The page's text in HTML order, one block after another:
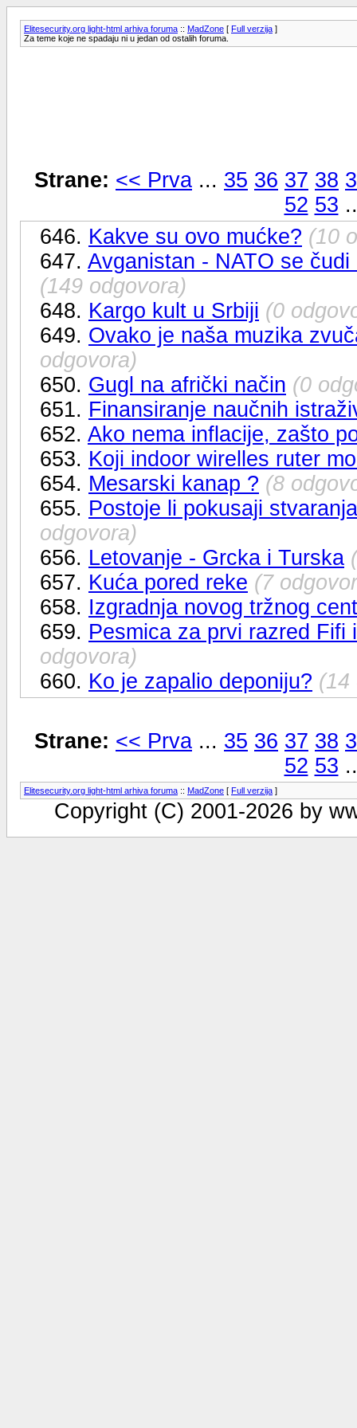
Elitesecurity.org light-html arhiva foruma :: MadZone [ Full verzija ]
Za teme koje ne spadaju ni u jedan od ostalih foruma.
Strane: << Prva ... 35 36 37 38
52 53
646. Kakve su ovo mućke? (10
647. Avganistan - NATO se
(149 odgovora)
648. Kargo kult u Srbiji (0
649. Ovako je naša muzika
odgovora)
650. Gugl na afrički način (0
651. Finansiranje naučnih
652. Ako nema inflacije, zašto
653. Koji indoor wirelles ruter
654. Mesarski kanap ? (8
655. Postoje li pokusaji
odgovora)
656. Letovanje - Grcka i Turska
657. Kuća pored reke (7
658. Izgradnja novog tržnog
659. Pesmica za prvi razred
odgovora)
660. Ko je zapalio deponiju? (14
Strane: << Prva ... 35 36 37 38
52 53
Elitesecurity.org light-html arhiva foruma :: MadZone [ Full verzija ]
Copyright (C) 2001-2026 by